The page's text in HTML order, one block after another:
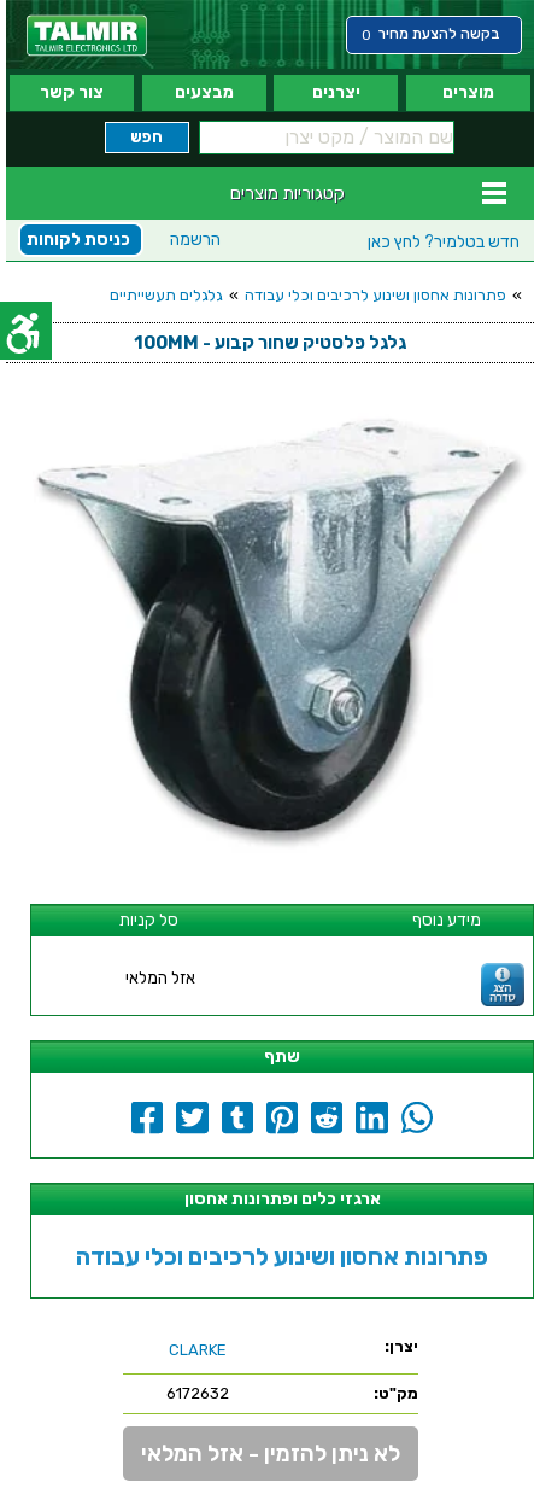
בקשה להצעת מחיר 0
מוצרים יצרנים מבצעים צור קשר
קטגוריות מוצרים
חדש בטלמיר? לחץ כאן כניסת לקוחות הרשמה
» פתרונות אחסון ושינוע לרכיבים וכלי עבודה » גלגלים תעשייתיים
גלגל פלסטיק שחור קבוע - 100MM
סל קניות מידע נוסף
אזל המלאי
שתף
ארגזי כלים ופתרונות אחסון
פתרונות אחסון ושינוע לרכיבים וכלי עבודה
יצרן: CLARKE
מק"ט: 6172632
לא ניתן להזמין - אזל המלאי